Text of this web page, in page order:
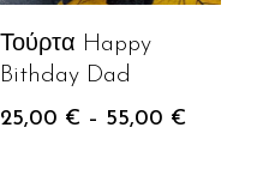
Τούρτα Happy
Bithday Dad
25,00 € – 55,00 €